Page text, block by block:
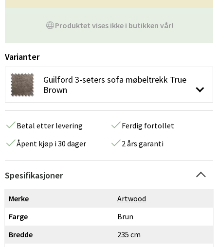
Produktet vises ikke i butikken vår!
Varianter
Guilford 3-seters sofa møbeltrekk True
Brown
Betal etter levering
Ferdig fortollet
Åpent kjøp i 30 dager
2 års garanti
Spesifikasjoner
Merke
Artwood
Farge
Brun
Bredde
235 cm